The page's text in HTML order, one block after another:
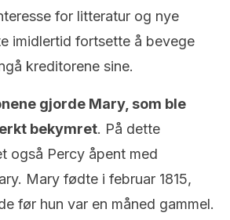
for litteratur og nye
imidlertid fortsette å bevege
kreditorene sine.
gjorde Mary, som ble
bekymret. På dette
også Percy åpent med
Mary fødte i februar 1815,
før hun var en måned gammel.